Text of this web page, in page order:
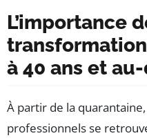
L’importance
à 40 ans et
À partir de la
professionnels se